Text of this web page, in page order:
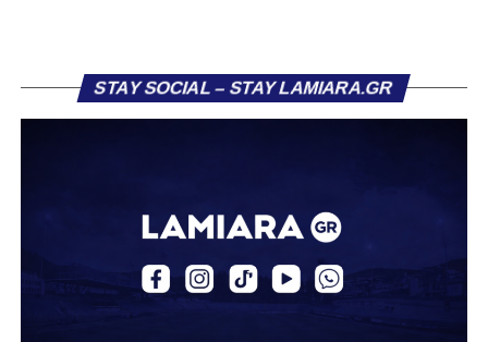
«Ο Α.Ο. Σαρωνικός Αναβύσσου ανακοινώνει την
περσινή σεζόν πραγματοποίησε γεμάτη χρονιά στη Γ’
Στο παρελθόν αγωνίστηκε στην ΑΕΚ Β’, με την οποία
κατέγραψε 10 συμμετοχές στη Super League 2, καθώς
STAY SOCIAL – STAY LAMIARA.GR